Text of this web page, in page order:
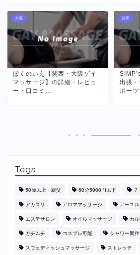
大阪
ぼくのいえ【関西・大阪ゲイ
マッサージ】の詳細・レビュ
ー・口コミ…
兵庫
出張
ポー
Tags
50歳以上・親父 60分5000円以下 チ
アカスリ アロママッサージ アーユ
エステサロン オイルマッサージ カ
ガチムチ コスプレ可能 シャワー同伴
スウェディッシュマッサージ ストレッチ